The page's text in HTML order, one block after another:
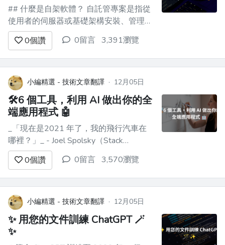
## 什麼是自架軟體？ 自託管專案是指從
使用者的伺服器或基礎架構安裝、管理和
操作的軟體、應用程式或服務，而不是託
管在外部或第三方伺服器（例如雲端服務
供應商提供的伺服器）上。 這種模型可
以更好地控制軟體和資料，並且通常在隱
私、安全、客製化和成本效益方面受到青
睞。 ### 自託管軟體對...
0個讚 0留言 3,391瀏覽
小編精選 - 技術文章翻譯 · 12月05日
🛠️6 個工具，利用 AI 做出你的全
端應用程式 🤖
_「現在是2021 年了，我的飛行汽車在
哪裡？」_ - Joel Spolsky（Stack
Overflow 和Trello 的建立者）用這句話來
表達他對Web 開發仍然與20 年前幾乎相
同的感覺的幻滅。 但今天，有了 GPT，
我們就可以再問這個問題了。我們看到了
所有這些花哨的推文和演示，但...
0個讚 0留言 3,570瀏覽
小編精選 - 技術文章翻譯 · 12月05日
✨ 用您的文件訓練 ChatGPT 🪄
✨